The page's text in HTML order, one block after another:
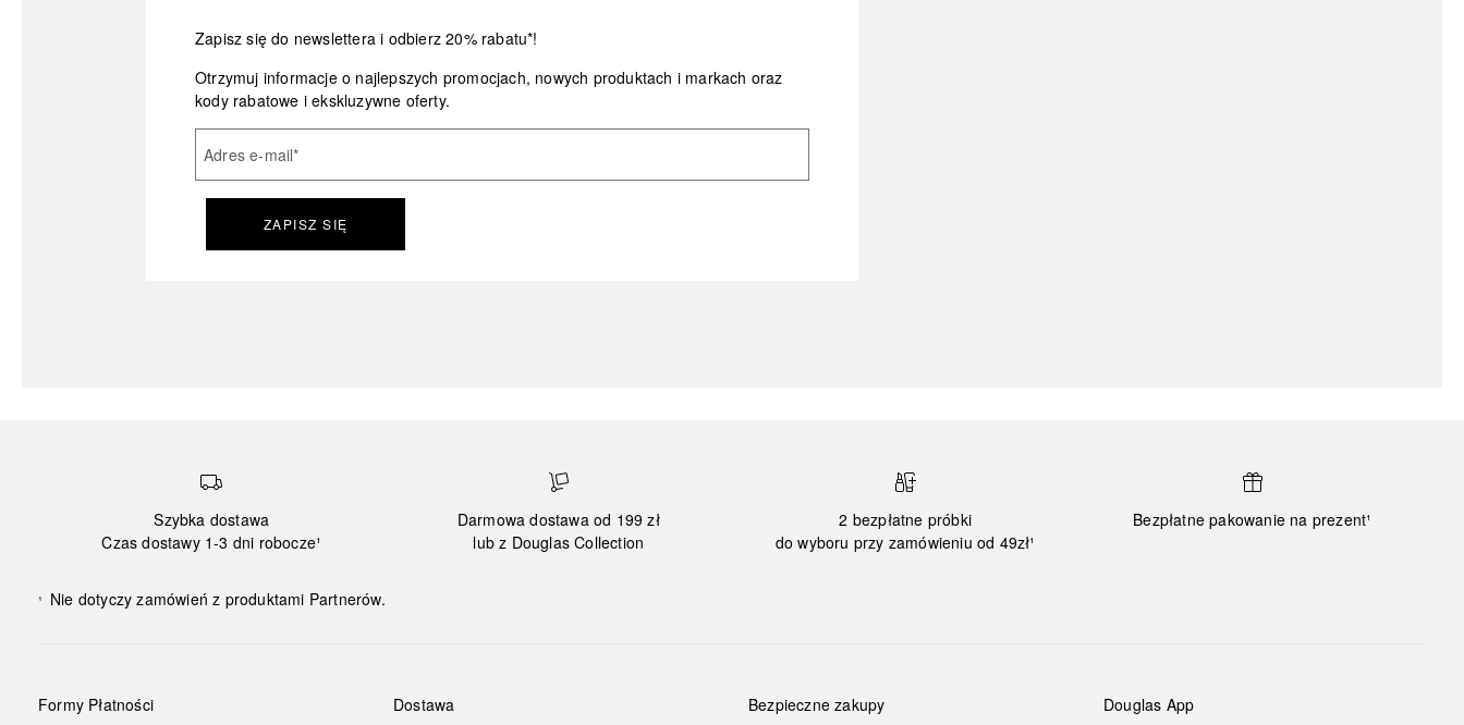
Zapisz się do newslettera i odbierz 20% rabatu*!
Otrzymuj informacje o najlepszych promocjach, nowych produktach i markach oraz
kody rabatowe i ekskluzywne oferty.
Adres e-mail*
ZAPISZ SIĘ
Szybka dostawa
Czas dostawy 1-3 dni robocze¹
Darmowa dostawa od 199 zł
lub z Douglas Collection
2 bezpłatne próbki
do wyboru przy zamówieniu od 49zł¹
Bezpłatne pakowanie na prezent¹
¹ Nie dotyczy zamówień z produktami Partnerów.
Formy Płatności Dostawa Bezpieczne zakupy Douglas App